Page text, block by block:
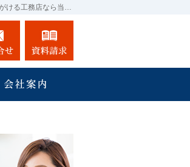
プロの目線からご提案。兵庫県姫路市・神戸市・明石市の注文住宅・新築戸建てを手がける工務店なら当社へ。
078-939-6555
営業時間9:00～17:00 定休日：日・祝日